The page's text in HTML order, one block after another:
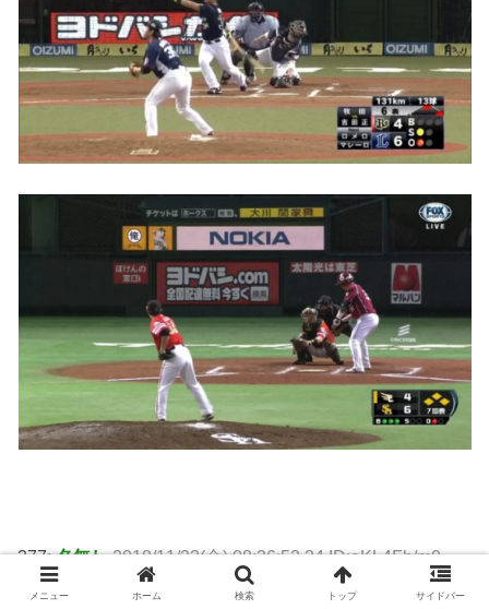
377:名無し 2018/11/23(金) 08:36:53.34 ID:eKL4Fh/m0
メニュー ホーム 検索 トップ サイドバー